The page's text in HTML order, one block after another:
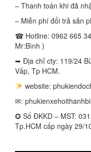
– Thanh toán khi đã
– Miễn phí đổi trả sản
☎ Hotline: 0962 665
Mr:Bình )
➥ Địa chỉ cty: 119/24
Vấp, Tp HCM.
website:
✉:
✪ Số ĐKKD – MST:
Tp.HCM cấp ngày 29/